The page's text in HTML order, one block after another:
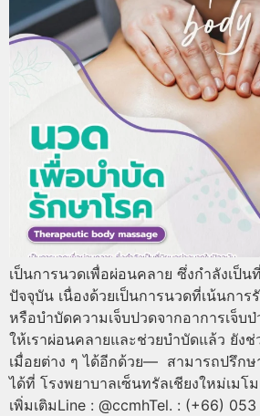
เป็นการนวดเพื่อผ่อนคลาย ซึ่งกำลังเป็
ปัจจุบัน เนื่องด้วยเป็นการนวดที่เน้นกา
หรือบำบัดความเจ็บปวดจากอาการเจ็บ
ให้เราผ่อนคลายและช่วยบำบัดแล้ว ยัง
เมื่อยต่าง ๆ ได้อีกด้วย— สามารถปรึก
ได้ที่ โรงพยาบาลเซ็นทรัลเชียงใหม่เมโ
เพิ่มเติมLine : @ccmhTel. : (+66)